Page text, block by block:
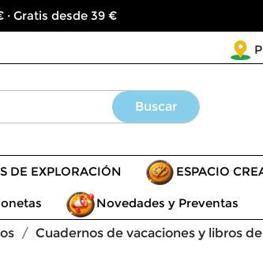
· Gratis desde 39 €
Buscar
DE EXPLORACIÓN ESPACIO
Novedades y Preventas
Cuadernos de vacaciones y libros